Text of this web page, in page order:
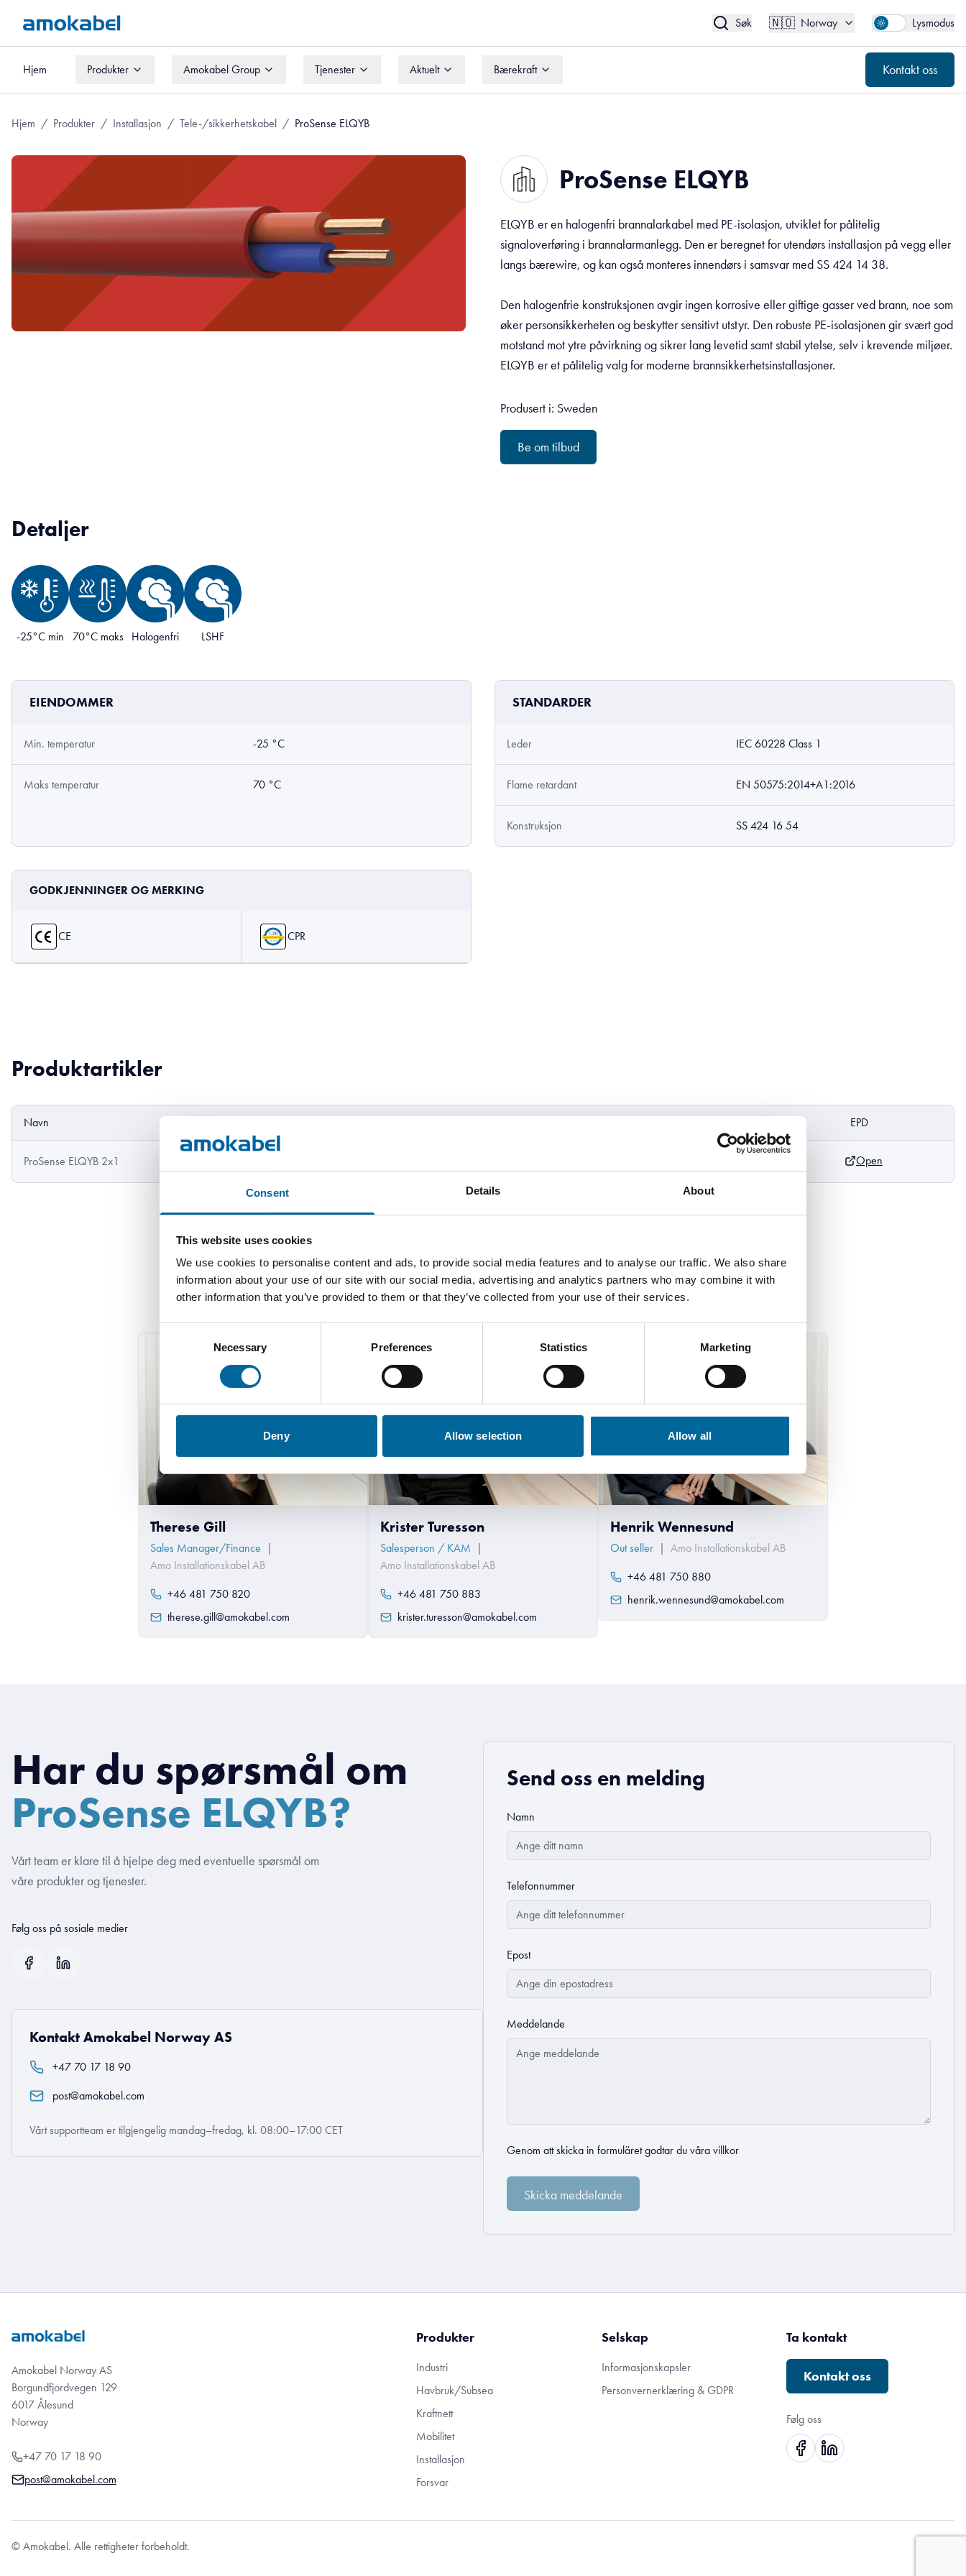
Consent Details About
This website uses cookies
We use cookies to personalise content and ads, to provide social media features and to analyse our traffic. We also share
information about your use of our site with our social media, advertising and analytics partners who may combine it with
other information that you’ve provided to them or that they’ve collected from your use of their services.
Necessary Preferences Statistics Marketing
Deny Allow selection Allow all
Søk 🇳🇴 Norway Lysmodus
Hjem Produkter Amokabel Group Tjenester Aktuelt Bærekraft Kontakt oss
Produkter
Norway Kontakt oss
Hjem / Produkter / Installasjon / Tele-/sikkerhetskabel / ProSense ELQYB
ProSense ELQYB
ELQYB er en halogenfri brannalarkabel med PE-isolasjon, utviklet for pålitelig
signaloverføring i brannalarmanlegg. Den er beregnet for utendørs installasjon på vegg eller
langs bærewire, og kan også monteres innendørs i samsvar med SS 424 14 38.
Den halogenfrie konstruksjonen avgir ingen korrosive eller giftige gasser ved brann, noe som
øker personsikkerheten og beskytter sensitivt utstyr. Den robuste PE-isolasjonen gir svært god
motstand mot ytre påvirkning og sikrer lang levetid samt stabil ytelse, selv i krevende miljøer.
ELQYB er et pålitelig valg for moderne brannsikkerhetsinstallasjoner.
Produsert i: Sweden
Be om tilbud
Detaljer
-25°C min 70°C maks Halogenfri LSHF
EIENDOMMER
Min. temperatur -25 °C
Maks temperatur 70 °C
STANDARDER
Leder IEC 60228 Class 1
Flame retardant EN 50575:2014+A1:2016
Konstruksjon SS 424 16 54
GODKJENNINGER OG MERKING
CE CPR
Produktartikler
Navn EPD
ProSense ELQYB 2x1 Open
Kontakt våre spesialister
Therese Gill
Sales Manager/Finance
|
Amo Installationskabel AB
+46 481 750 820
therese.gill@amokabel.com
Krister Turesson
Salesperson / KAM
|
Amo Installationskabel AB
+46 481 750 883
krister.turesson@amokabel.com
Henrik Wennesund
Out seller | Amo Installationskabel AB
+46 481 750 880
henrik.wennesund@amokabel.com
Har du spørsmål om
ProSense ELQYB?
Vårt team er klare til å hjelpe deg med eventuelle spørsmål om
våre produkter og tjenester.
Følg oss på sosiale medier
Kontakt Amokabel Norway AS
+47 70 17 18 90
post@amokabel.com
Vårt supportteam er tilgjengelig mandag–fredag, kl. 08:00–17:00 CET
Send oss en melding
Namn
Telefonnummer
Epost
Meddelande
Genom att skicka in formuläret godtar du våra villkor
Amokabel Norway AS
Borgundfjordvegen 129
6017 Ålesund
Norway
+47 70 17 18 90
post@amokabel.com
Produkter
Industri
Havbruk/Subsea
Kraftnett
Mobilitet
Installasjon
Forsvar
Selskap
Informasjonskapsler
Personvernerklæring & GDPR
Ta kontakt
Kontakt oss
Følg oss
© Amokabel. Alle rettigheter forbeholdt.